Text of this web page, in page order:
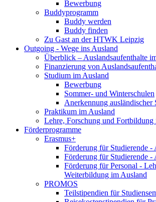
Bewerbung
Buddyprogramm
Buddy werden
Buddy finden
Zu Gast an der HTWK Leipzig
Outgoing - Wege ins Ausland
Überblick – Auslandsaufenthalte
Finanzierung von
Studium im Ausland
Bewerbung
Sommer- und Winterschulen
Anerkennung ausländischer
Praktikum im Ausland
Lehre, Forschung und Fortbildung
Förderprogramme
Erasmus+
Förderung für Studierende -
Förderung für Studierende -
Förderung für Personal -
Weiterbildung im Ausland
PROMOS
Teilstipendien für